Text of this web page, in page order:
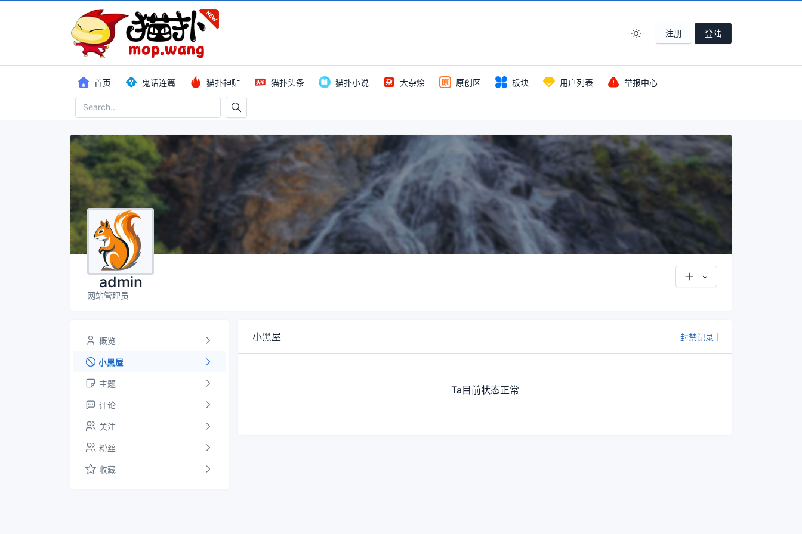
注册 登陆
首页 鬼话连篇 猫扑神贴 猫扑头条 猫扑小说 大杂烩 原创区 板块 用户列表 举报中心
admin
网站管理员
概览
小黑屋
主题
评论
关注
粉丝
收藏
小黑屋 封禁记录
Ta目前状态正常